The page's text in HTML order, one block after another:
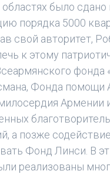
было сдано
порядка 5000
свой авторитет,
к этому
фонда
Фонда помощи
Армении
а позже
Фонд Линси. В
реализованы